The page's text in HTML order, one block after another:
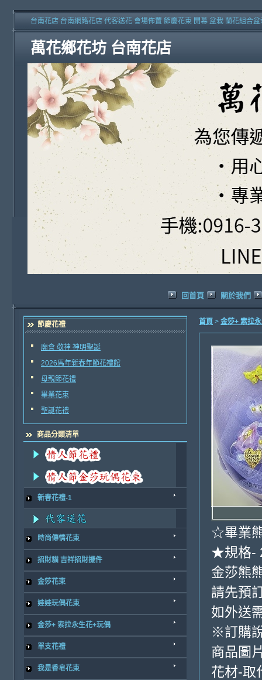
萬花鄉花坊 台南花店
台南花店 台南網路花店 代客送花 會場佈置 節慶花束 開幕 盆栽 蘭花組合
回首頁 關於我們
節慶花禮
廟會 敬神 神明聖誕
2026馬年新春年節花禮館
母親節花禮
畢業花束
聖誕花禮
商品分類清單
新春花禮-1
時尚傳情花束
招財貓 吉祥招財擺件
金莎花束
娃娃玩偶花束
金莎+ 索拉永生花+玩偶
單支花禮
我是香皂花束
首頁 > 金莎+ 索拉
☆畢業
★規格-
金莎熊
請先預
如外送
※訂購
商品圖
花材-取